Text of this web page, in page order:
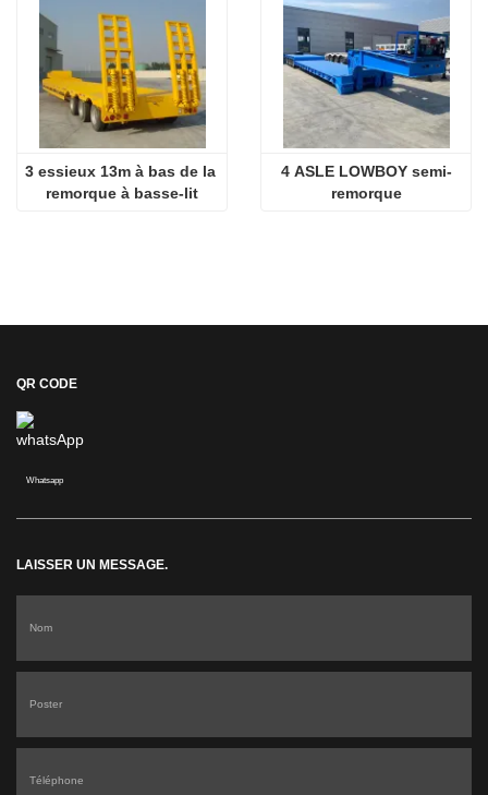
3 essieux 13m à bas de la
remorque à basse-lit
4 ASLE LOWBOY semi-
remorque
QR CODE
Whatsapp
LAISSER UN MESSAGE.